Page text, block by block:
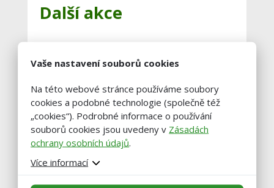
Další akce
12
SKOTU OPAŘANY
25
květen
FARMÁŘSKÝ DEN AGRO
JESENICE
25. 5.
Jesenice
Nejbližsí akce
Vaše nastavení souborů cookies
Na této webové stránce používáme soubory
cookies a podobné technologie (společně též
„cookies“). Podrobné informace o používání
souborů cookies jsou uvedeny v Zásadách
ochrany osobních údajů.
Více informací